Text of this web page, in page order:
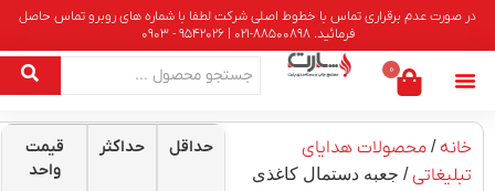
در صورت عدم برقراری تماس با خطوط اصلی شرکت لطفا با شماره های روبرو تماس حاصل
فرمائید. 88500898-021 | 9542026 - 0903
0
خانه/ محصولات هدایای
تبلیغاتی/ جعبه دستمال کاغذی
حداقل حداکثر
قیمت
واحد